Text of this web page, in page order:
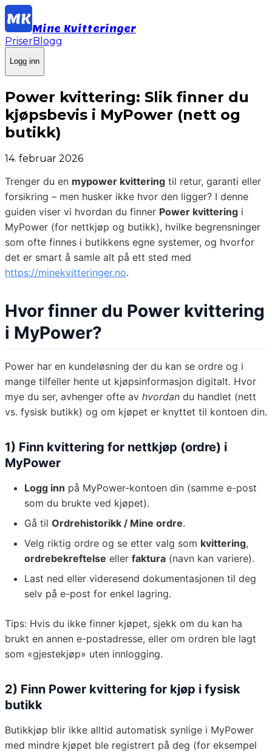
Mine Kvitteringer
PriserBlogg
Logg inn
Power kvittering: Slik finner du
kjøpsbevis i MyPower (nett og
butikk)
14. februar 2026
Trenger du en mypower kvittering til retur, garanti eller
forsikring – men husker ikke hvor den ligger? I denne
guiden viser vi hvordan du finner Power kvittering i
MyPower (for nettkjøp og butikk), hvilke begrensninger
som ofte finnes i butikkens egne systemer, og hvorfor
det er smart å samle alt på ett sted med
https://minekvitteringer.no.
Hvor finner du Power kvittering
i MyPower?
Power har en kundeløsning der du kan se ordre og i
mange tilfeller hente ut kjøpsinformasjon digitalt. Hvor
mye du ser, avhenger ofte av hvordan du handlet (nett
vs. fysisk butikk) og om kjøpet er knyttet til kontoen din.
1) Finn kvittering for nettkjøp (ordre) i
MyPower
Logg inn på MyPower-kontoen din (samme e-post
som du brukte ved kjøpet).
Gå til Ordrehistorikk / Mine ordre.
Velg riktig ordre og se etter valg som kvittering,
ordrebekreftelse eller faktura (navn kan variere).
Last ned eller videresend dokumentasjonen til deg
selv på e-post for enkel lagring.
Tips: Hvis du ikke finner kjøpet, sjekk om du kan ha
brukt en annen e-postadresse, eller om ordren ble lagt
som «gjestekjøp» uten innlogging.
2) Finn Power kvittering for kjøp i fysisk
butikk
Butikkjøp blir ikke alltid automatisk synlige i MyPower
med mindre kjøpet ble registrert på deg (for eksempel